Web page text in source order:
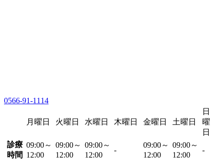
0566-91-1114
月曜日 火曜日 水曜日 木曜日 金曜日 土曜日
日
曜
日
診療
時間
09:00～
12:00
09:00～
12:00
09:00～
12:00
-
09:00～
12:00
09:00～
12:00
-